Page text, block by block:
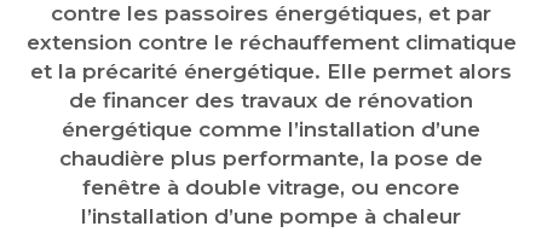
contre les passoires énergétiques, et par
extension contre le réchauffement climatique
et la précarité énergétique. Elle permet alors
de financer des travaux de rénovation
énergétique comme l’installation d’une
chaudière plus performante, la pose de
fenêtre à double vitrage, ou encore
l’installation d’une pompe à chaleur